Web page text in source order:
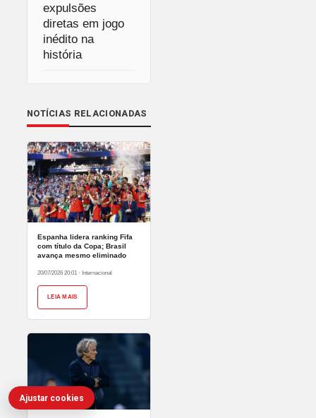
expulsões
diretas em jogo
inédito na
história
NOTÍCIAS RELACIONADAS
Espanha lidera ranking Fifa
com título da Copa; Brasil
avança mesmo eliminado
20/07/2026 20:01 · Internacional
LEIA MAIS
Ajustar cookies